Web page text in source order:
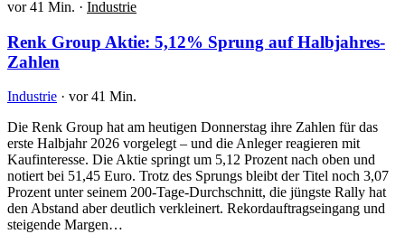
vor 41 Min. · Industrie
Renk Group Aktie: 5,12% Sprung auf Halbjahres-
Zahlen
Industrie · vor 41 Min.
Die Renk Group hat am heutigen Donnerstag ihre Zahlen für das
erste Halbjahr 2026 vorgelegt – und die Anleger reagieren mit
Kaufinteresse. Die Aktie springt um 5,12 Prozent nach oben und
notiert bei 51,45 Euro. Trotz des Sprungs bleibt der Titel noch 3,07
Prozent unter seinem 200-Tage-Durchschnitt, die jüngste Rally hat
den Abstand aber deutlich verkleinert. Rekordauftragseingang und
steigende Margen…